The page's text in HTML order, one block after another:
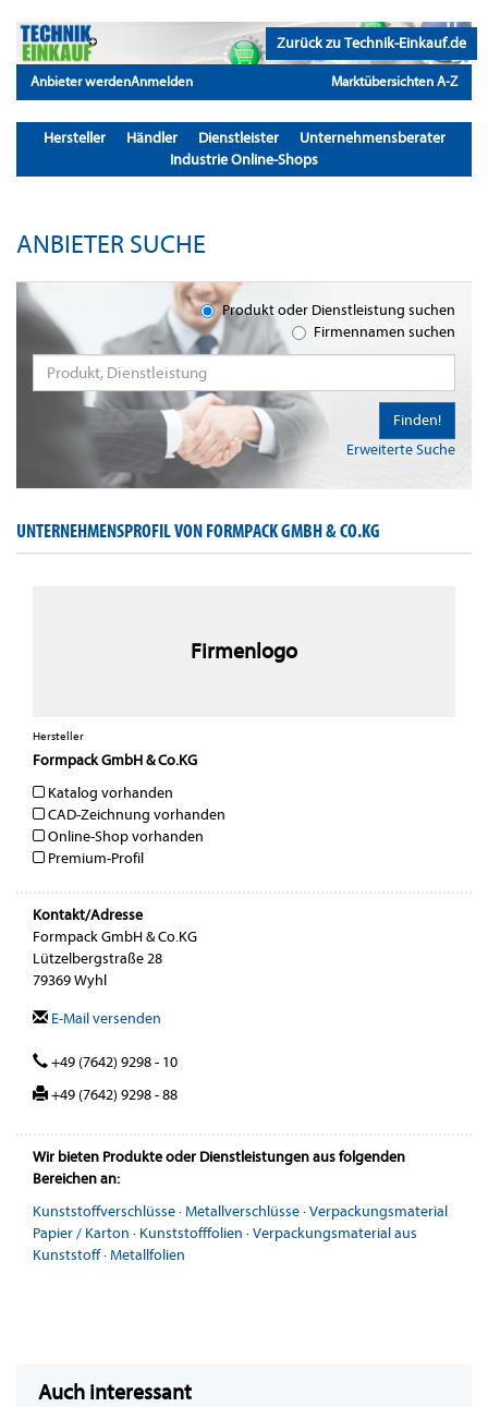
Zurück zu Technik-Einkauf.de
Anbieter werdenAnmelden Marktübersichten A-Z
Hersteller Händler Dienstleister
Unternehmensberater
Industrie Online-Shops
ANBIETER SUCHE
Produkt oder Dienstleistung suchen
Firmennamen suchen
Erweiterte Suche
Finden!
UNTERNEHMENSPROFIL VON FORMPACK GMBH & CO.KG
Firmenlogo
Hersteller
Formpack GmbH & Co.KG
Katalog vorhanden
CAD-Zeichnung vorhanden
Online-Shop vorhanden
Premium-Profil
Kontakt/Adresse
Formpack GmbH & Co.KG
Lützelbergstraße 28
79369 Wyhl
E-Mail versenden
+49 (7642) 9298 - 10
+49 (7642) 9298 - 88
Wir bieten Produkte oder Dienstleistungen aus folgenden
Bereichen an:
Kunststoffverschlüsse·Metallverschlüsse·Verpackungsmaterial
Papier / Karton · Kunststofffolien ·Verpackungsmaterial aus
Kunststoff·Metallfolien
Auch interessant